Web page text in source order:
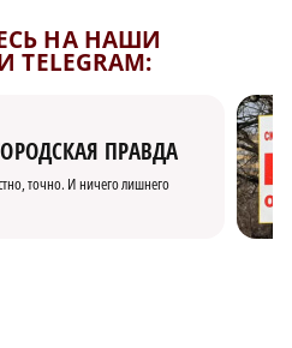
НА НАШИ
ПРАВДА
точно. И ничего лишнего